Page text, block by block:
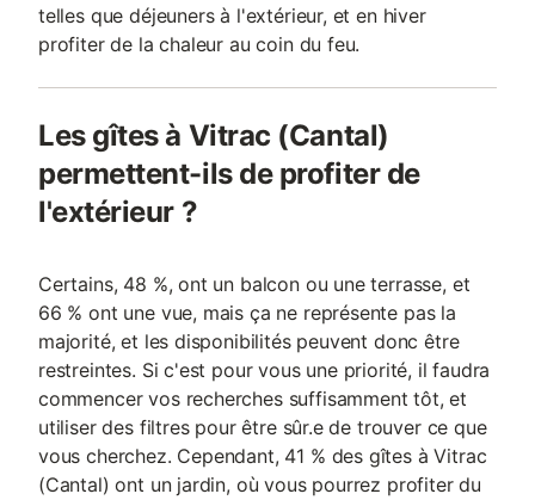
telles que déjeuners à l'extérieur, et en hiver
profiter de la chaleur au coin du feu.
Les gîtes à Vitrac (Cantal)
permettent-ils de profiter de
l'extérieur ?
Certains, 48 %, ont un balcon ou une terrasse, et
66 % ont une vue, mais ça ne représente pas la
majorité, et les disponibilités peuvent donc être
restreintes. Si c'est pour vous une priorité, il faudra
commencer vos recherches suffisamment tôt, et
utiliser des filtres pour être sûr.e de trouver ce que
vous cherchez. Cependant, 41 % des gîtes à Vitrac
(Cantal) ont un jardin, où vous pourrez profiter du